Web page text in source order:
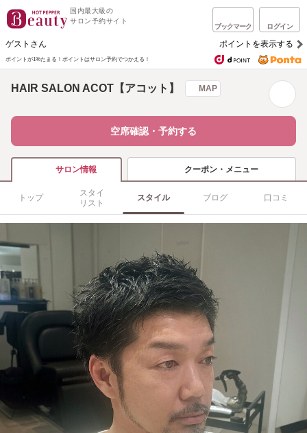
国内最大級の
サロン予約サイト
ブックマーク ログイン
ゲストさん ポイントを表示する
ポイントが1%たまる！ ポイントはサロン予約でつかえる！
HAIR SALON ACOT【アコット】 MAP
空席確認・予約する
サロン情報 クーポン・メニュー
トップ
スタイ
リスト
スタイル ブログ 口コミ